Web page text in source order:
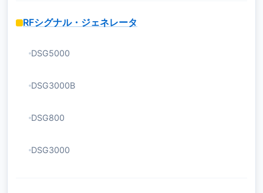
RFシグナル・ジェネレータ
DSG5000
DSG3000B
DSG800
DSG3000